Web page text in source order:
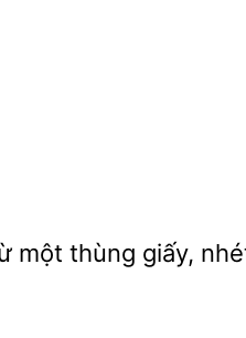
thùng giấy,